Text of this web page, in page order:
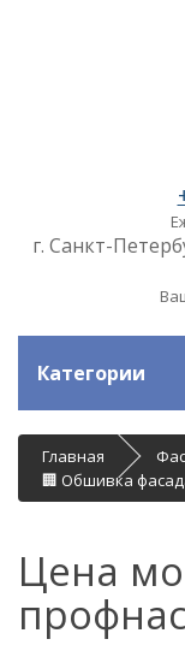
г. Санкт-
Категории
Главная
🏢 Обшивка
Цена